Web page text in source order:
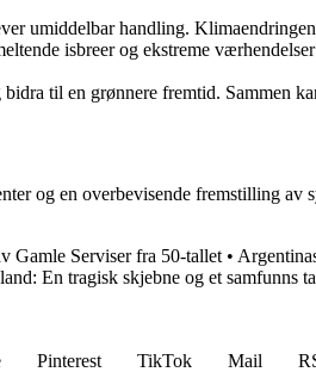
umiddelbar handling.
isbreer og ekstreme
til en grønnere fremtid. Sammen
og en overbevisende fremstilling
Gamle Serviser fra 50-tallet •
En tragisk skjebne og et samfunns
Pinterest TikTok Mail